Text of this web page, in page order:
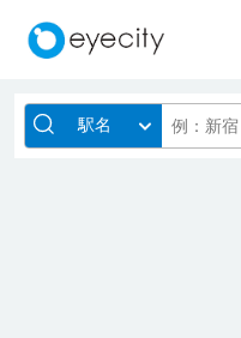
駅名